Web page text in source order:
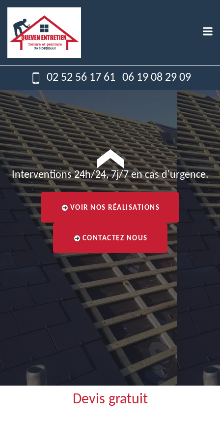
02 52 56 17 61 06 19 08 29 09
Interventions 24h/24, 7j/7 en cas d'urgence.
VOIR NOS RÉALISATIONS
CONTACTEZ NOUS
Devis gratuit